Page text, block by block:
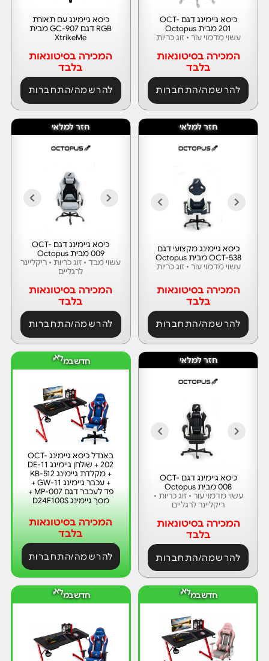
חדשבמלאי
באנדל כיסא גיימינג OCT-
202 + שולחן גיימינג DE-11
+ מקלדת גיימינג KB-512
+ עכבר גיימינג GW-11 +
פד לעכבר דגם MP-007 +
מסך גיימינג D24F100S
המכירה בסיטונאות
בלבד
להרשמה/התחברות
חדשבמלאי חדשבמלאי
כיסא גיימינג דגם OCT-
201 מבית Octopus
עשוי מדמוי עור • זוג כריות
המכירה בסיטונאות
בלבד
להרשמה/התחברות
כיסא גיימינג עם תאורת
RGB דגם GC-907 מבית
XtrikeMe
המכירה בסיטונאות
בלבד
להרשמה/התחברות
חזר למלאי
כיסא גיימינג מקצועי דגם
OCT-538 מבית Octopus
עשוי מדמוי עור • זוג כריות
המכירה בסיטונאות
בלבד
להרשמה/התחברות
חזר למלאי
כיסא גיימינג דגם OCT-
009 מבית Octopus
עשוי מבד • זוג כריות • ריקליינר
לרגליים
המכירה בסיטונאות
בלבד
להרשמה/התחברות
חזר למלאי
כיסא גיימינג דגם OCT-
008 מבית Octopus
עשוי מדמוי עור • זוג כריות •
ריקליינר לרגליים
המכירה בסיטונאות
בלבד
להרשמה/התחברות